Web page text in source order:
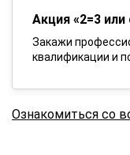
Акция «2=3 или
Закажи
квалификации и
Ознакомиться со